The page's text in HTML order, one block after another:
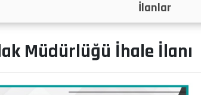
Projeler
Müdürlüğü İhale İlanı